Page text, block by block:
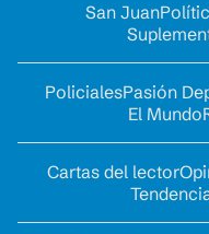
San Juan
PolicialesPasión
El Mundo
Cartas del lector